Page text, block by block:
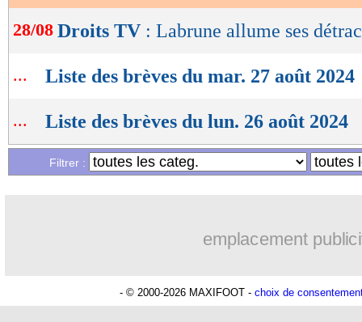
28/08 Droits TV : Labrune allume ses
... Liste des brèves du mar. 27 août 2024
... Liste des brèves du lun. 26 août 2024
Filtrer :
emplacement
- © 2000-2026 MAXIFOOT - choix de